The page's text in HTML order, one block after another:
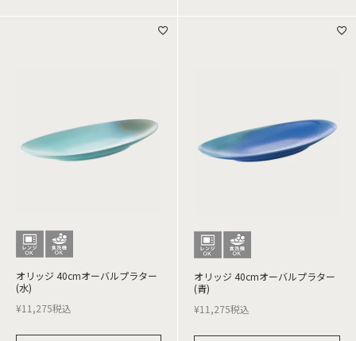
オリッジ 40cmオーバルプラター
(水)
¥11,275税込
オリッジ 40cmオーバルプラター
(青)
¥11,275税込